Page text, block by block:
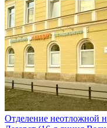
Отделение неотложной